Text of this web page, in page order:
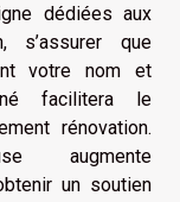
dédiées aux
s’assurer que
votre nom et
facilitera le
rénovation.
augmente
un soutien